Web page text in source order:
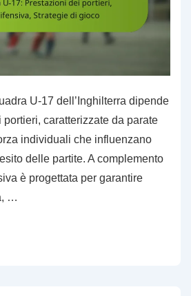
U-17 dell’Inghilterra dipende
caratterizzate da parate
individuali che influenzano
delle partite. A complemento
è progettata per garantire
…